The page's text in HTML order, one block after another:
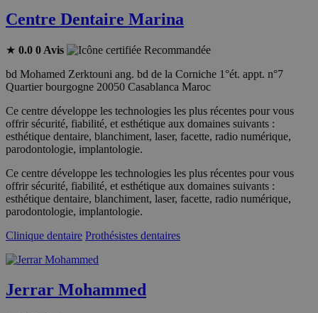
Centre Dentaire Marina
★ 0.0 0 Avis
Recommandée
bd Mohamed Zerktouni ang. bd de la Corniche 1°ét. appt. n°7
Quartier bourgogne 20050 Casablanca Maroc
Ce centre développe les technologies les plus récentes pour vous
offrir sécurité, fiabilité, et esthétique aux domaines suivants :
esthétique dentaire, blanchiment, laser, facette, radio numérique,
parodontologie, implantologie.
Ce centre développe les technologies les plus récentes pour vous
offrir sécurité, fiabilité, et esthétique aux domaines suivants :
esthétique dentaire, blanchiment, laser, facette, radio numérique,
parodontologie, implantologie.
Clinique dentaire Prothésistes dentaires
Jerrar Mohammed